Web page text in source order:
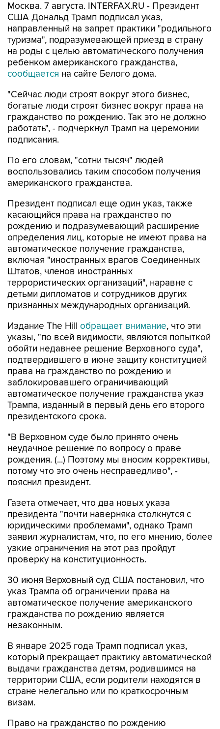
Москва. 7 августа. INTERFAX.RU - Президент
США Дональд Трамп подписал указ,
направленный на запрет практики "родильного
туризма", подразумевающей приезд в страну
на роды с целью автоматического получения
ребенком американского гражданства,
сообщается на сайте Белого дома.
"Сейчас люди строят вокруг этого бизнес,
богатые люди строят бизнес вокруг права на
гражданство по рождению. Так это не должно
работать", - подчеркнул Трамп на церемонии
подписания.
По его словам, "сотни тысяч" людей
воспользовались таким способом получения
американского гражданства.
Президент подписал еще один указ, также
касающийся права на гражданство по
рождению и подразумевающий расширение
определения лиц, которые не имеют права на
автоматическое получение гражданства,
включая "иностранных врагов Соединенных
Штатов, членов иностранных
террористических организаций", наравне с
детьми дипломатов и сотрудников других
признанных международных организаций.
Издание The Hill обращает внимание, что эти
указы, "по всей видимости, являются попыткой
обойти недавнее решение Верховного суда",
подтвердившего в июне защиту конституцией
права на гражданство по рождению и
заблокировавшего ограничивающий
автоматическое получение гражданства указ
Трампа, изданный в первый день его второго
президентского срока.
"В Верховном суде было принято очень
неудачное решение по вопросу о праве
рождения. (...) Поэтому мы вносим коррективы,
потому что это очень несправедливо", -
пояснил президент.
Газета отмечает, что два новых указа
президента "почти наверняка столкнутся с
юридическими проблемами", однако Трамп
заявил журналистам, что, по его мнению, более
узкие ограничения на этот раз пройдут
проверку на конституционность.
30 июня Верховный суд США постановил, что
указ Трампа об ограничении права на
автоматическое получение американского
гражданства по рождению является
незаконным.
В январе 2025 года Трамп подписал указ,
который прекращает практику автоматической
выдачи гражданства детям, родившимся на
территории США, если родители находятся в
стране нелегально или по краткосрочным
визам.
Право на гражданство по рождению